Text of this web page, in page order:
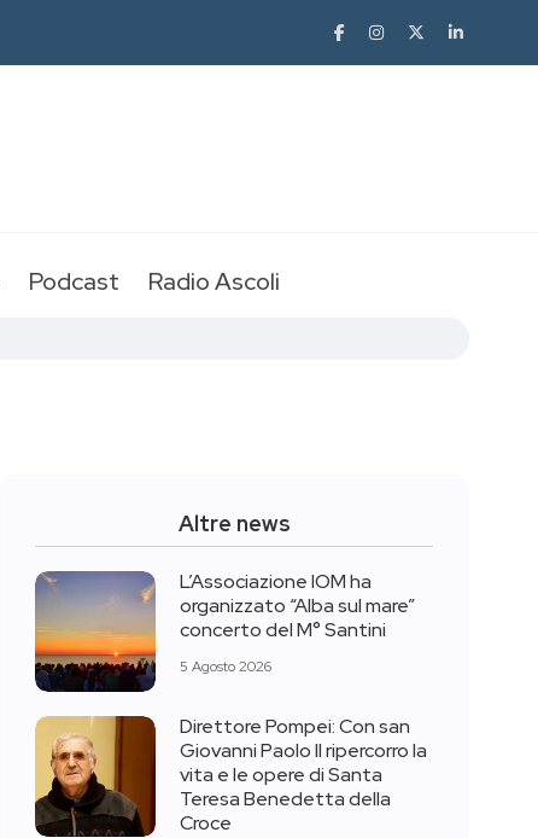
Podcast Radio Ascoli
Altre news
L’Associazione IOM ha
organizzato “Alba sul mare”
concerto del M° Santini
5 Agosto 2026
Direttore Pompei: Con san
Giovanni Paolo II ripercorro la
vita e le opere di Santa
Teresa Benedetta della
Croce